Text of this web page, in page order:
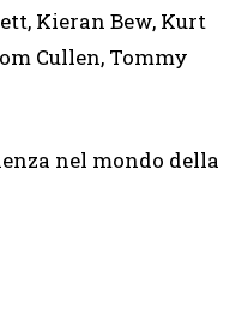
Kieran Bew, Kurt
Cullen, Tommy
nel mondo della